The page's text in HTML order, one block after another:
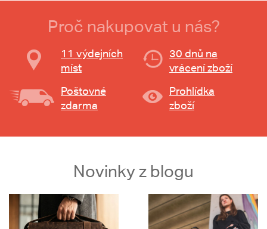
Proč nakupovat u nás?
11 výdejních
míst
30 dnů na
vrácení zboží
Poštovné
zdarma
Prohlídka
zboží
Novinky z blogu